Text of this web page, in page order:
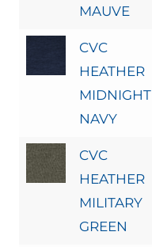
MAUVE
CVC
HEATHER
MIDNIGHT
NAVY
CVC
HEATHER
MILITARY
GREEN